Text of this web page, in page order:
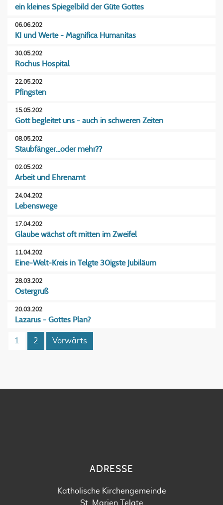
ein kleines Spiegelbild der Güte Gottes
06.06.202
KI und Werte - Magnifica Humanitas
30.05.202
Rochus Hospital
22.05.202
Pfingsten
15.05.202
Gott begleitet uns - auch in schweren Zeiten
08.05.202
Staubfänger...oder mehr??
02.05.202
Arbeit und Ehrenamt
24.04.202
Lebenswege
17.04.202
Glaube wächst oft mitten im Zweifel
11.04.202
Eine-Welt-Kreis in Telgte 30igste Jubiläum
28.03.202
Ostergruß
20.03.202
Lazarus - Gottes Plan?
1 2 Vorwärts
ADRESSE
Katholische Kirchengemeinde
St. Marien Telgte